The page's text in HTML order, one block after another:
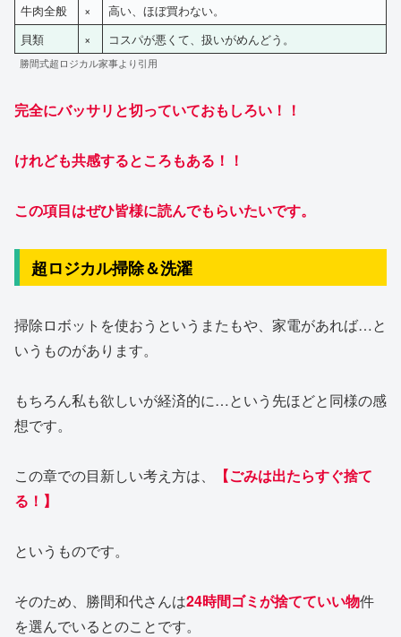
牛肉全般
×
高い、ほぼ買わない。
貝類
× コスパが悪くて、扱いがめんどう。
勝間式超ロジカル家事より引用
完全にバッサリと切っていておもしろい！！
けれども共感するところもある！！
この項目はぜひ皆様に読んでもらいたいです。
超ロジカル掃除＆洗濯
掃除ロボットを使おうというまたもや、家電があれば…と
いうものがあります。
もちろん私も欲しいが経済的に…という先ほどと同様の感
想です。
この章での目新しい考え方は、
【ごみは出たらすぐ捨て
る！】
というものです。
そのため、勝間和代さんは24時間ゴミが捨てていい物件
を選んでいるとのことです。